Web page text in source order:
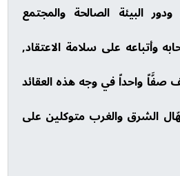
البيئة الصالحة والمجتمع
وأتباعه على سلامة الاعتقاد,
صفَّاً واحداً في وجه هذه العقائد
الشرق والغرب متوكلين على